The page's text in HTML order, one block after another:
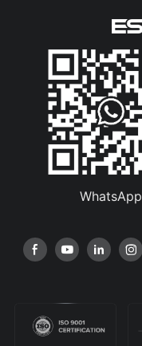
WhatsApp